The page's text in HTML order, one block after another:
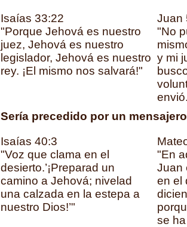
Isaías 33:22
"Porque Jehová es nuestro
juez, Jehová es nuestro
legislador, Jehová es nuestro
rey. ¡El mismo nos salvará!"
Juan
"No
y mi
Sería precedido por un mensajero
Isaías 40:3
"Voz que clama en el
desierto.’¡Preparad un
camino a Jehová; nivelad
una calzada en la estepa a
nuestro Dios!’"
"En
Juan
en el
se ha